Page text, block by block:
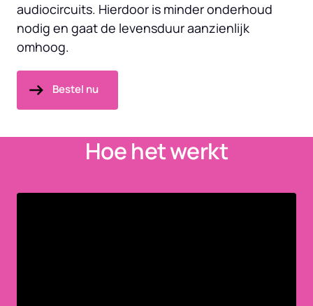
audiocircuits. Hierdoor is minder onderhoud
nodig en gaat de levensduur aanzienlijk
omhoog.
Bestel nu
Hoe het werkt